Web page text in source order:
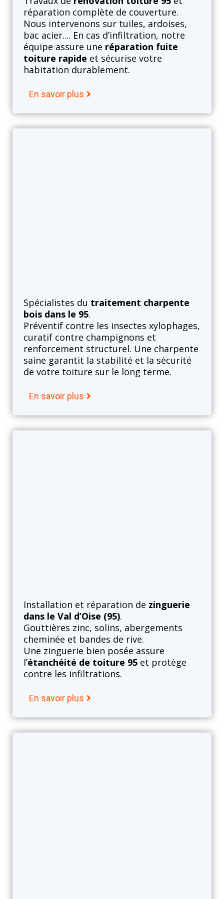
réparation complète de couverture.
Nous intervenons sur tuiles, ardoises,
bac acier.... En cas d’infiltration, notre
équipe assure une réparation fuite
toiture rapide et sécurise votre
habitation durablement.
En savoir plus
Spécialistes du traitement charpente
bois dans le 95.
Préventif contre les insectes xylophages,
curatif contre champignons et
renforcement structurel. Une charpente
saine garantit la stabilité et la sécurité
de votre toiture sur le long terme.
En savoir plus
Installation et réparation de zinguerie
dans le Val d’Oise (95).
Gouttières zinc, solins, abergements
cheminée et bandes de rive.
Une zinguerie bien posée assure
l’étanchéité de toiture 95 et protège
contre les infiltrations.
En savoir plus